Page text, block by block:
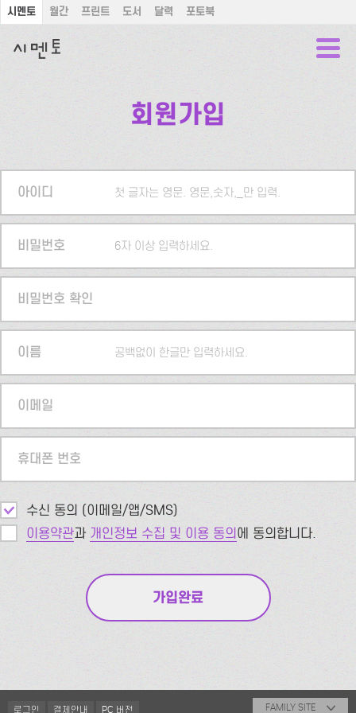
시멘토 월간 프린트 도서 달력 포토북
회원가입
아이디 첫 글자는 영문. 영문,숫자,_만 입력.
비밀번호 6자 이상 입력하세요.
비밀번호 확인
이름 공백없이 한글만 입력하세요.
이메일
휴대폰 번호
수신 동의 (이메일/앱/SMS)
이용약관과 개인정보 수집 및 이용 동의에 동의합니다.
로그인 결제안내 PC 버전 FAMILY SITE